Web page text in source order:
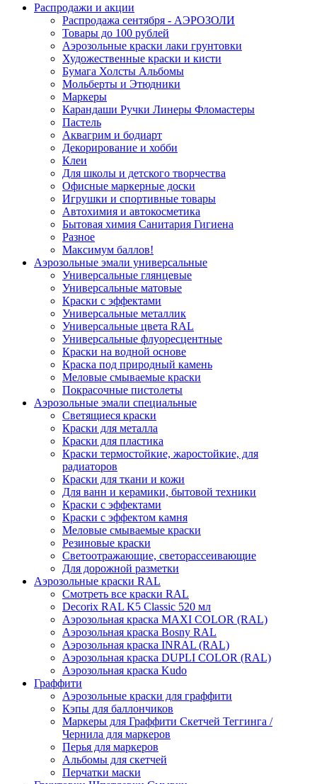
Распродажи и акции
Распродажа сентября - АЭРОЗОЛИ
Товары до 100 рублей
Аэрозольные краски лаки грунтовки
Художественные краски и кисти
Бумага Холсты Альбомы
Мольберты и Этюдники
Маркеры
Карандаши Ручки Линеры Фломастеры
Пастель
Аквагрим и бодиарт
Декорирование и хобби
Клеи
Для школы и детского творчества
Офисные маркерные доски
Игрушки и спортивные товары
Автохимия и автокосметика
Бытовая химия Санитария Гигиена
Разное
Максимум баллов!
Аэрозольные эмали универсальные
Универсальные глянцевые
Универсальные матовые
Краски с эффектами
Универсальные металлик
Универсальные цвета RAL
Универсальные флуоресцентные
Краски на водной основе
Краска под природный камень
Меловые смываемые краски
Покрасочные пистолеты
Аэрозольные эмали специальные
Светящиеся краски
Краски для металла
Краски для пластика
Краски термостойкие, жаростойкие, для
радиаторов
Краски для ткани и кожи
Для ванн и керамики, бытовой техники
Краски с эффектами
Краски с эффектом камня
Меловые смываемые краски
Резиновые краски
Светоотражающие, светорассеивающие
Для дорожной разметки
Аэрозольные краски RAL
Смотреть все краски RAL
Decorix RAL K5 Classic 520 мл
Аэрозольная краска MAXI COLOR (RAL)
Аэрозольная краска Bosny RAL
Аэрозольная краска INRAL (RAL)
Аэрозольная краска DUPLI COLOR (RAL)
Аэрозольная краска Kudo
Граффити
Аэрозольные краски для граффити
Кэпы для баллончиков
Маркеры для Граффити Скетчей Теггинга /
Чернила для маркеров
Перья для маркеров
Альбомы для скетчей
Перчатки маски